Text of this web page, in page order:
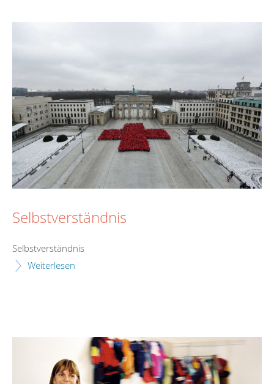
Selbstverständnis
Selbstverständnis
Weiterlesen